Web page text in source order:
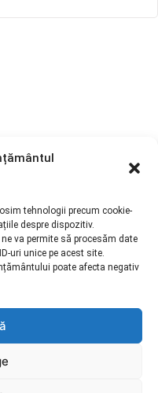
tehnologii precum cookie-
despre dispozitiv.
va permite să procesăm date
uri unice pe acest site.
poate afecta negativ
școlare care se vor
învățământul secundar, la nivel